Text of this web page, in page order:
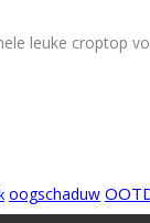
leuke croptop
oogschaduw